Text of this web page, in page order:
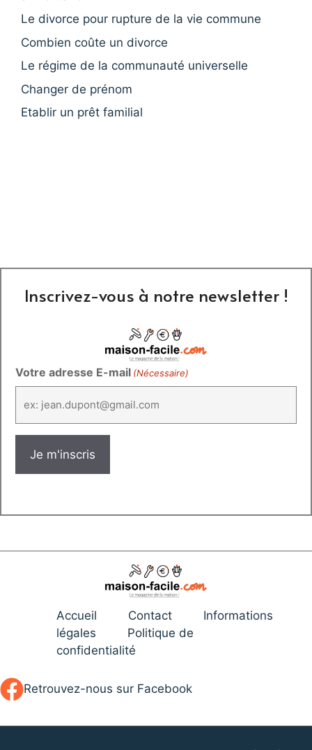
Le divorce pour rupture de la vie commune
Combien coûte un divorce
Le régime de la communauté universelle
Changer de prénom
Etablir un prêt familial
Inscrivez-vous à notre newsletter !
Votre adresse E-mail (Nécessaire)
Accueil Contact
Informations
légales
Politique de
confidentialité
Retrouvez-nous sur Facebook